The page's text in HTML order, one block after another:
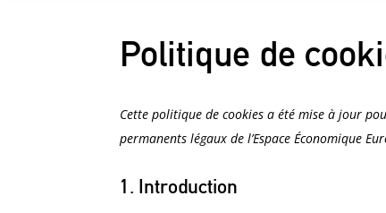
Politique de
Cette politique de cookies a été mise à jour
permanents légaux de l’Espace Économique
1. Introduction